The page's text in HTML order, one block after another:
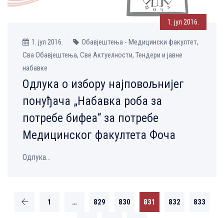
1. јул 2016.
1. јул 2016.
Обавјештења - Медицински факултет,
Сва Обавјештења, Све Aктуелности, Тендери и јавне
набавке
Одлука о избору најповољнијег
понуђача „Набавка роба за
потребе бифеа“ за потребе
Медицинског факултета Фоча
Одлука...
1 … 829 830 831 832 833